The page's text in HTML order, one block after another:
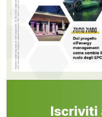
Iscriviti